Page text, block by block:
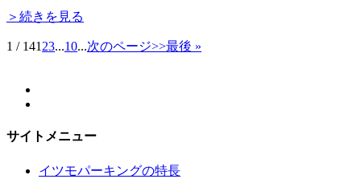
＞続きを見る
1 / 141 23...10...次のページ>>最後 »
サイトメニュー
イツモパーキングの特長